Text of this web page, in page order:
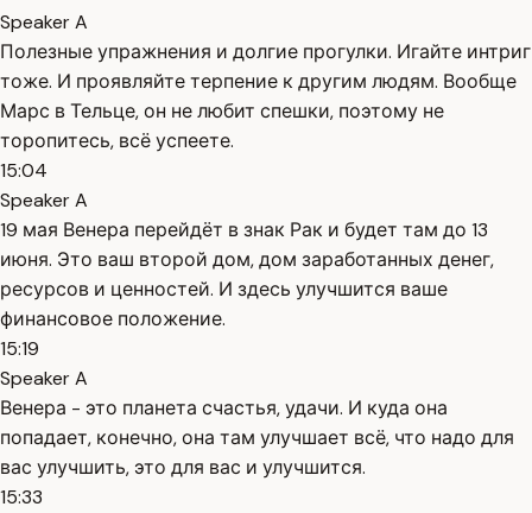
Speaker A
Полезные упражнения и долгие прогулки. Игайте интриг
тоже. И проявляйте терпение к другим людям. Вообще
Марс в Тельце, он не любит спешки, поэтому не
торопитесь, всё успеете.
15:04
Speaker A
19 мая Венера перейдёт в знак Рак и будет там до 13
июня. Это ваш второй дом, дом заработанных денег,
ресурсов и ценностей. И здесь улучшится ваше
финансовое положение.
15:19
Speaker A
Венера - это планета счастья, удачи. И куда она
попадает, конечно, она там улучшает всё, что надо для
вас улучшить, это для вас и улучшится.
15:33